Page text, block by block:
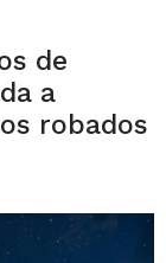
de
a
robados